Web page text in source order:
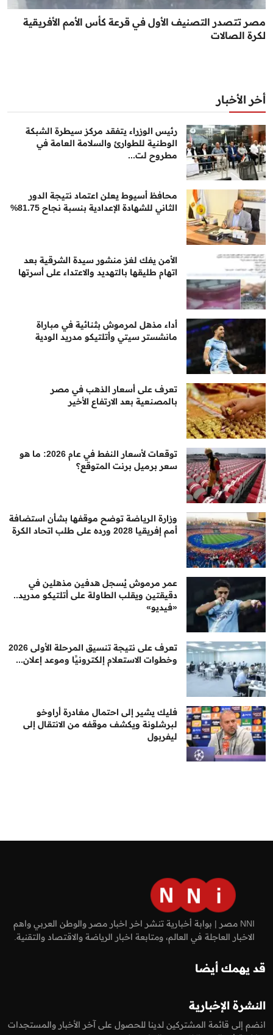
مصر تتصدر التصنيف الأول في قرعة كأس الأمم الأفريقية
لكرة الصالات
أخر الأخبار
رئيس الوزراء يتفقد مركز سيطرة الشبكة
الوطنية للطوارئ والسلامة العامة في
مطروح لت...
محافظ أسيوط يعلن اعتماد نتيجة الدور
الثاني للشهادة الإعدادية بنسبة نجاح 81.75%
الأمن يفك لغز منشور سيدة الشرقية بعد
اتهام طليقها بالتهديد والاعتداء على أسرتها
أداء مذهل لمرموش بثنائية في مباراة
مانشستر سيتي وأتلتيكو مدريد الودية
تعرف على أسعار الذهب في مصر
بالمصنعية بعد الارتفاع الأخير
توقعات لأسعار النفط في عام 2026: ما هو
سعر برميل برنت المتوقع؟
وزارة الرياضة توضح موقفها بشأن استضافة
أمم إفريقيا 2028 ورده على طلب اتحاد الكرة
عمر مرموش يُسجل هدفين مذهلين في
دقيقتين ويقلب الطاولة على أتلتيكو مدريد..
«فيديو»
تعرف على نتيجة تنسيق المرحلة الأولى 2026
وخطوات الاستعلام إلكترونيًا وموعد إعلان...
فليك يشير إلى احتمال مغادرة أراوخو
لبرشلونة ويكشف موقفه من الانتقال إلى
ليفربول
NNI مصر | بوابة أخبارية تنشر اخر اخبار مصر والوطن العربي واهم
الاخبار العاجلة في العالم، ومتابعة اخبار الرياضة والاقتصاد والتقنية.
قد يهمك أيضا
النشرة الإخبارية
انضم إلى قائمة المشتركين لدينا للحصول على آخر الأخبار والمستجدات